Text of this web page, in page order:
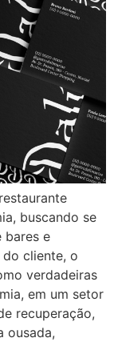
buscando se
bares e
cliente, o
verdadeiras
em um setor
recuperação,
ousada,